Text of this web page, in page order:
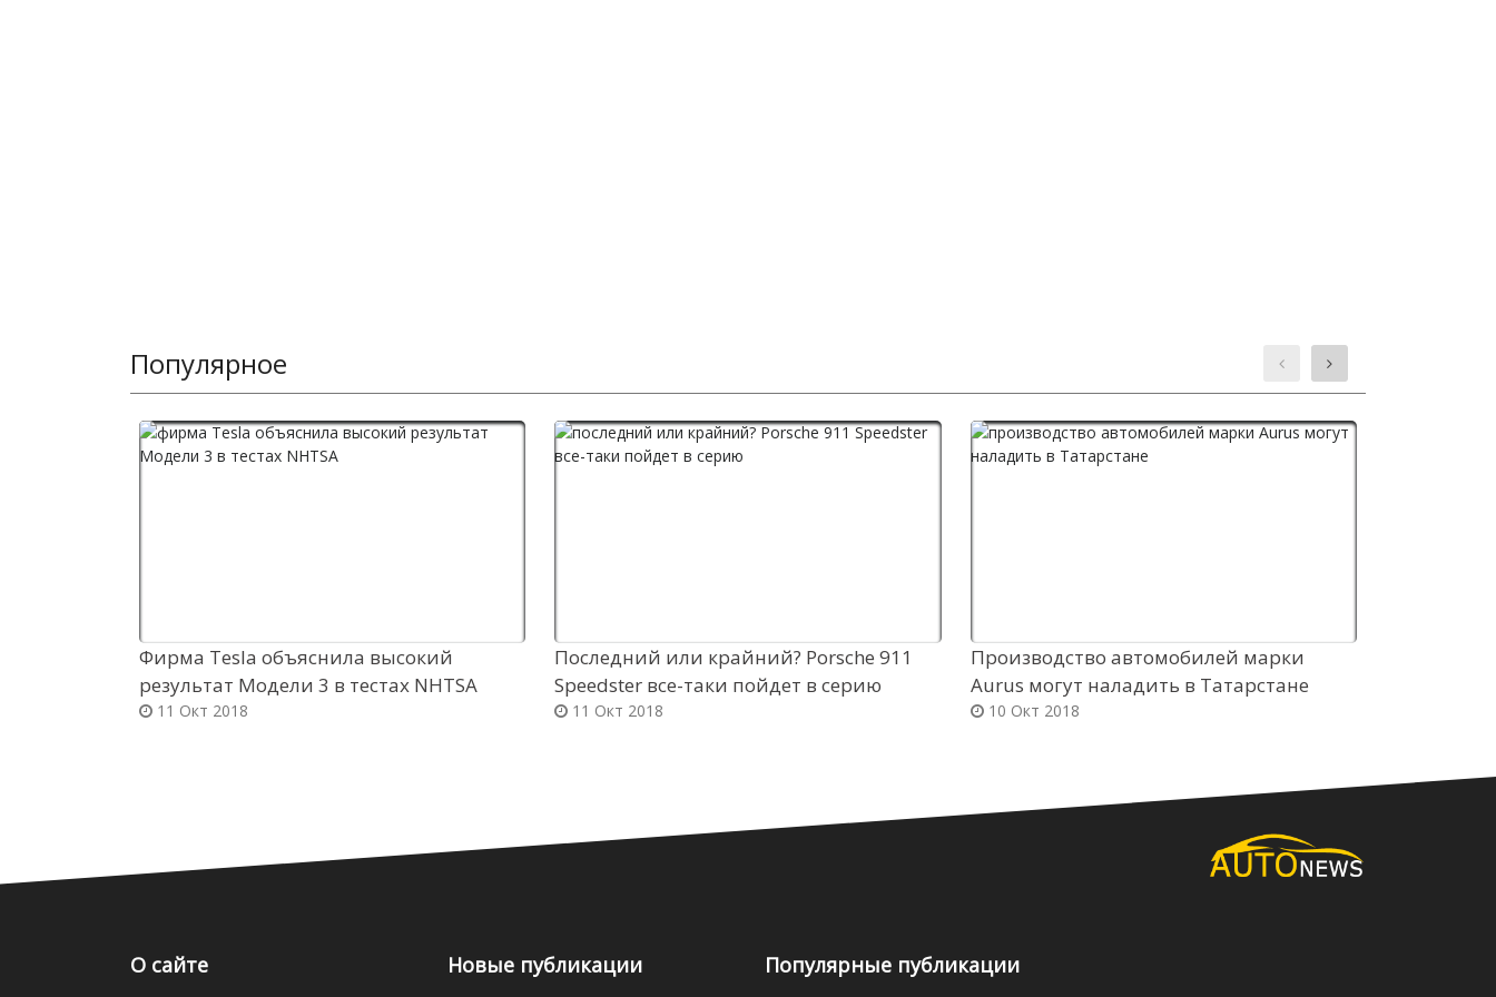
Популярное
Фирма Tesla объяснила высокий
результат Модели 3 в тестах NHTSA
11 Окт 2018
Последний или крайний? Porsche 911
Speedster все-таки пойдет в серию
11 Окт 2018
Производство автомобилей марки
Aurus могут наладить в Татарстане
10 Окт 2018
О сайте Новые публикации Популярные публикации